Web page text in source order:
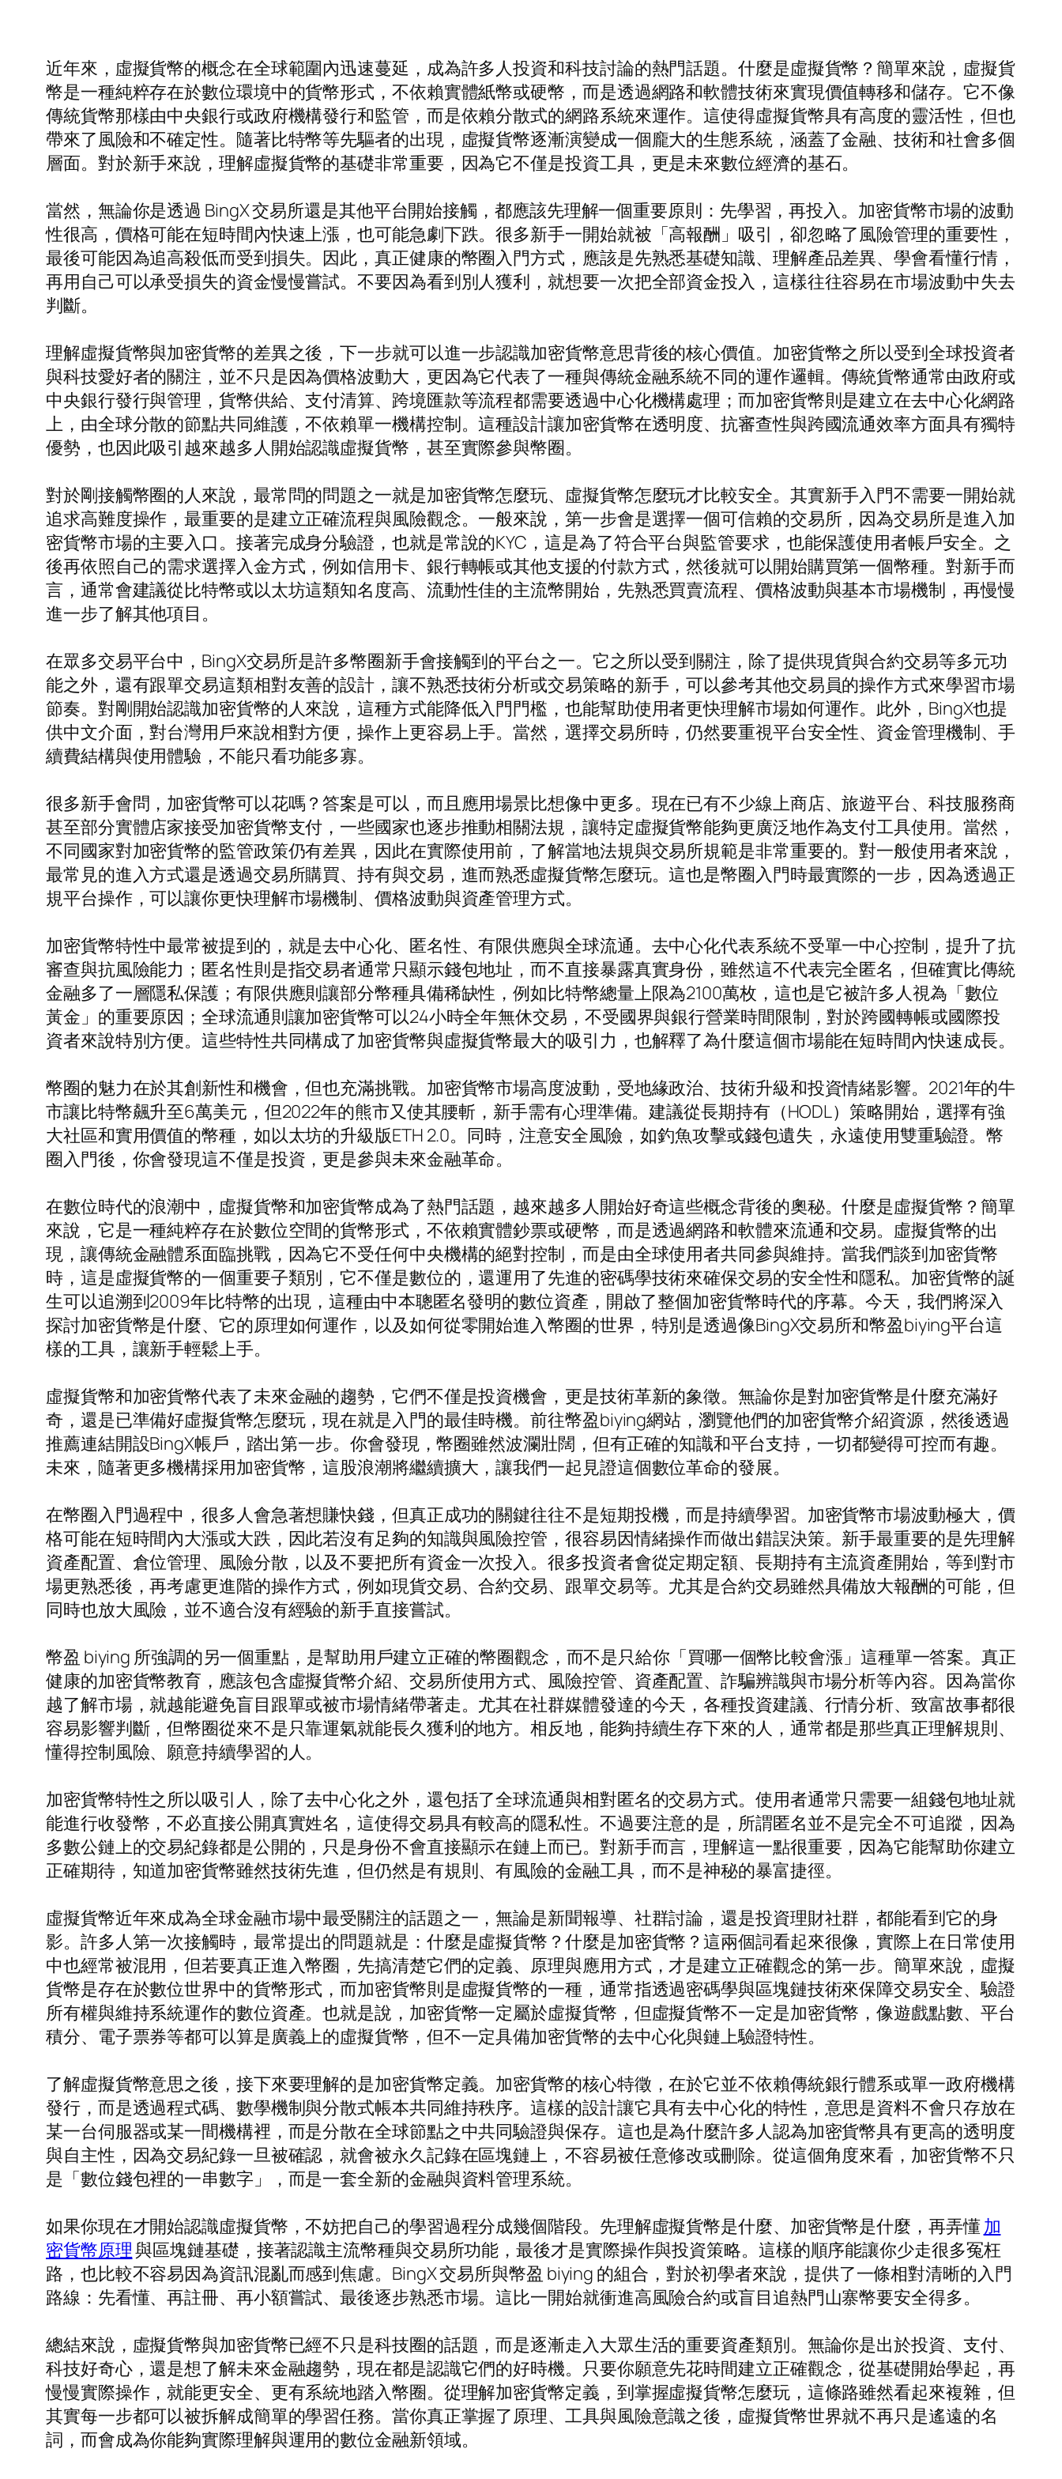
近年來，虛擬貨幣的概念在全球範圍內迅速蔓延，成為許多人投資和科技討論的熱門話題。什麼是虛擬貨幣？簡單來說，虛擬貨
幣是一種純粹存在於數位環境中的貨幣形式，不依賴實體紙幣或硬幣，而是透過網路和軟體技術來實現價值轉移和儲存。它不像
傳統貨幣那樣由中央銀行或政府機構發行和監管，而是依賴分散式的網路系統來運作。這使得虛擬貨幣具有高度的靈活性，但也
帶來了風險和不確定性。隨著比特幣等先驅者的出現，虛擬貨幣逐漸演變成一個龐大的生態系統，涵蓋了金融、技術和社會多個
層面。對於新手來說，理解虛擬貨幣的基礎非常重要，因為它不僅是投資工具，更是未來數位經濟的基石。
當然，無論你是透過 BingX 交易所還是其他平台開始接觸，都應該先理解一個重要原則：先學習，再投入。加密貨幣市場的波動
性很高，價格可能在短時間內快速上漲，也可能急劇下跌。很多新手一開始就被「高報酬」吸引，卻忽略了風險管理的重要性，
最後可能因為追高殺低而受到損失。因此，真正健康的幣圈入門方式，應該是先熟悉基礎知識、理解產品差異、學會看懂行情，
再用自己可以承受損失的資金慢慢嘗試。不要因為看到別人獲利，就想要一次把全部資金投入，這樣往往容易在市場波動中失去
判斷。
理解虛擬貨幣與加密貨幣的差異之後，下一步就可以進一步認識加密貨幣意思背後的核心價值。加密貨幣之所以受到全球投資者
與科技愛好者的關注，並不只是因為價格波動大，更因為它代表了一種與傳統金融系統不同的運作邏輯。傳統貨幣通常由政府或
中央銀行發行與管理，貨幣供給、支付清算、跨境匯款等流程都需要透過中心化機構處理；而加密貨幣則是建立在去中心化網路
上，由全球分散的節點共同維護，不依賴單一機構控制。這種設計讓加密貨幣在透明度、抗審查性與跨國流通效率方面具有獨特
優勢，也因此吸引越來越多人開始認識虛擬貨幣，甚至實際參與幣圈。
對於剛接觸幣圈的人來說，最常問的問題之一就是加密貨幣怎麼玩、虛擬貨幣怎麼玩才比較安全。其實新手入門不需要一開始就
追求高難度操作，最重要的是建立正確流程與風險觀念。一般來說，第一步會是選擇一個可信賴的交易所，因為交易所是進入加
密貨幣市場的主要入口。接著完成身分驗證，也就是常說的KYC，這是為了符合平台與監管要求，也能保護使用者帳戶安全。之
後再依照自己的需求選擇入金方式，例如信用卡、銀行轉帳或其他支援的付款方式，然後就可以開始購買第一個幣種。對新手而
言，通常會建議從比特幣或以太坊這類知名度高、流動性佳的主流幣開始，先熟悉買賣流程、價格波動與基本市場機制，再慢慢
進一步了解其他項目。
在眾多交易平台中，BingX交易所是許多幣圈新手會接觸到的平台之一。它之所以受到關注，除了提供現貨與合約交易等多元功
能之外，還有跟單交易這類相對友善的設計，讓不熟悉技術分析或交易策略的新手，可以參考其他交易員的操作方式來學習市場
節奏。對剛開始認識加密貨幣的人來說，這種方式能降低入門門檻，也能幫助使用者更快理解市場如何運作。此外，BingX也提
供中文介面，對台灣用戶來說相對方便，操作上更容易上手。當然，選擇交易所時，仍然要重視平台安全性、資金管理機制、手
續費結構與使用體驗，不能只看功能多寡。
很多新手會問，加密貨幣可以花嗎？答案是可以，而且應用場景比想像中更多。現在已有不少線上商店、旅遊平台、科技服務商
甚至部分實體店家接受加密貨幣支付，一些國家也逐步推動相關法規，讓特定虛擬貨幣能夠更廣泛地作為支付工具使用。當然，
不同國家對加密貨幣的監管政策仍有差異，因此在實際使用前，了解當地法規與交易所規範是非常重要的。對一般使用者來說，
最常見的進入方式還是透過交易所購買、持有與交易，進而熟悉虛擬貨幣怎麼玩。這也是幣圈入門時最實際的一步，因為透過正
規平台操作，可以讓你更快理解市場機制、價格波動與資產管理方式。
加密貨幣特性中最常被提到的，就是去中心化、匿名性、有限供應與全球流通。去中心化代表系統不受單一中心控制，提升了抗
審查與抗風險能力；匿名性則是指交易者通常只顯示錢包地址，而不直接暴露真實身份，雖然這不代表完全匿名，但確實比傳統
金融多了一層隱私保護；有限供應則讓部分幣種具備稀缺性，例如比特幣總量上限為2100萬枚，這也是它被許多人視為「數位
黃金」的重要原因；全球流通則讓加密貨幣可以24小時全年無休交易，不受國界與銀行營業時間限制，對於跨國轉帳或國際投
資者來說特別方便。這些特性共同構成了加密貨幣與虛擬貨幣最大的吸引力，也解釋了為什麼這個市場能在短時間內快速成長。
幣圈的魅力在於其創新性和機會，但也充滿挑戰。加密貨幣市場高度波動，受地緣政治、技術升級和投資情緒影響。2021年的牛
市讓比特幣飆升至6萬美元，但2022年的熊市又使其腰斬，新手需有心理準備。建議從長期持有（HODL）策略開始，選擇有強
大社區和實用價值的幣種，如以太坊的升級版ETH 2.0。同時，注意安全風險，如釣魚攻擊或錢包遺失，永遠使用雙重驗證。幣
圈入門後，你會發現這不僅是投資，更是參與未來金融革命。
在數位時代的浪潮中，虛擬貨幣和加密貨幣成為了熱門話題，越來越多人開始好奇這些概念背後的奧秘。什麼是虛擬貨幣？簡單
來說，它是一種純粹存在於數位空間的貨幣形式，不依賴實體鈔票或硬幣，而是透過網路和軟體來流通和交易。虛擬貨幣的出
現，讓傳統金融體系面臨挑戰，因為它不受任何中央機構的絕對控制，而是由全球使用者共同參與維持。當我們談到加密貨幣
時，這是虛擬貨幣的一個重要子類別，它不僅是數位的，還運用了先進的密碼學技術來確保交易的安全性和隱私。加密貨幣的誕
生可以追溯到2009年比特幣的出現，這種由中本聰匿名發明的數位資產，開啟了整個加密貨幣時代的序幕。今天，我們將深入
探討加密貨幣是什麼、它的原理如何運作，以及如何從零開始進入幣圈的世界，特別是透過像BingX交易所和幣盈biying平台這
樣的工具，讓新手輕鬆上手。
虛擬貨幣和加密貨幣代表了未來金融的趨勢，它們不僅是投資機會，更是技術革新的象徵。無論你是對加密貨幣是什麼充滿好
奇，還是已準備好虛擬貨幣怎麼玩，現在就是入門的最佳時機。前往幣盈biying網站，瀏覽他們的加密貨幣介紹資源，然後透過
推薦連結開設BingX帳戶，踏出第一步。你會發現，幣圈雖然波瀾壯闊，但有正確的知識和平台支持，一切都變得可控而有趣。
未來，隨著更多機構採用加密貨幣，這股浪潮將繼續擴大，讓我們一起見證這個數位革命的發展。
在幣圈入門過程中，很多人會急著想賺快錢，但真正成功的關鍵往往不是短期投機，而是持續學習。加密貨幣市場波動極大，價
格可能在短時間內大漲或大跌，因此若沒有足夠的知識與風險控管，很容易因情緒操作而做出錯誤決策。新手最重要的是先理解
資產配置、倉位管理、風險分散，以及不要把所有資金一次投入。很多投資者會從定期定額、長期持有主流資產開始，等到對市
場更熟悉後，再考慮更進階的操作方式，例如現貨交易、合約交易、跟單交易等。尤其是合約交易雖然具備放大報酬的可能，但
同時也放大風險，並不適合沒有經驗的新手直接嘗試。
幣盈 biying 所強調的另一個重點，是幫助用戶建立正確的幣圈觀念，而不是只給你「買哪一個幣比較會漲」這種單一答案。真正
健康的加密貨幣教育，應該包含虛擬貨幣介紹、交易所使用方式、風險控管、資產配置、詐騙辨識與市場分析等內容。因為當你
越了解市場，就越能避免盲目跟單或被市場情緒帶著走。尤其在社群媒體發達的今天，各種投資建議、行情分析、致富故事都很
容易影響判斷，但幣圈從來不是只靠運氣就能長久獲利的地方。相反地，能夠持續生存下來的人，通常都是那些真正理解規則、
懂得控制風險、願意持續學習的人。
加密貨幣特性之所以吸引人，除了去中心化之外，還包括了全球流通與相對匿名的交易方式。使用者通常只需要一組錢包地址就
能進行收發幣，不必直接公開真實姓名，這使得交易具有較高的隱私性。不過要注意的是，所謂匿名並不是完全不可追蹤，因為
多數公鏈上的交易紀錄都是公開的，只是身份不會直接顯示在鏈上而已。對新手而言，理解這一點很重要，因為它能幫助你建立
正確期待，知道加密貨幣雖然技術先進，但仍然是有規則、有風險的金融工具，而不是神秘的暴富捷徑。
虛擬貨幣近年來成為全球金融市場中最受關注的話題之一，無論是新聞報導、社群討論，還是投資理財社群，都能看到它的身
影。許多人第一次接觸時，最常提出的問題就是：什麼是虛擬貨幣？什麼是加密貨幣？這兩個詞看起來很像，實際上在日常使用
中也經常被混用，但若要真正進入幣圈，先搞清楚它們的定義、原理與應用方式，才是建立正確觀念的第一步。簡單來說，虛擬
貨幣是存在於數位世界中的貨幣形式，而加密貨幣則是虛擬貨幣的一種，通常指透過密碼學與區塊鏈技術來保障交易安全、驗證
所有權與維持系統運作的數位資產。也就是說，加密貨幣一定屬於虛擬貨幣，但虛擬貨幣不一定是加密貨幣，像遊戲點數、平台
積分、電子票券等都可以算是廣義上的虛擬貨幣，但不一定具備加密貨幣的去中心化與鏈上驗證特性。
了解虛擬貨幣意思之後，接下來要理解的是加密貨幣定義。加密貨幣的核心特徵，在於它並不依賴傳統銀行體系或單一政府機構
發行，而是透過程式碼、數學機制與分散式帳本共同維持秩序。這樣的設計讓它具有去中心化的特性，意思是資料不會只存放在
某一台伺服器或某一間機構裡，而是分散在全球節點之中共同驗證與保存。這也是為什麼許多人認為加密貨幣具有更高的透明度
與自主性，因為交易紀錄一旦被確認，就會被永久記錄在區塊鏈上，不容易被任意修改或刪除。從這個角度來看，加密貨幣不只
是「數位錢包裡的一串數字」，而是一套全新的金融與資料管理系統。
如果你現在才開始認識虛擬貨幣，不妨把自己的學習過程分成幾個階段。先理解虛擬貨幣是什麼、加密貨幣是什麼，再弄懂加
密貨幣原理與區塊鏈基礎，接著認識主流幣種與交易所功能，最後才是實際操作與投資策略。這樣的順序能讓你少走很多冤枉
路，也比較不容易因為資訊混亂而感到焦慮。BingX 交易所與幣盈 biying 的組合，對於初學者來說，提供了一條相對清晰的入門
路線：先看懂、再註冊、再小額嘗試、最後逐步熟悉市場。這比一開始就衝進高風險合約或盲目追熱門山寨幣要安全得多。
總結來說，虛擬貨幣與加密貨幣已經不只是科技圈的話題，而是逐漸走入大眾生活的重要資產類別。無論你是出於投資、支付、
科技好奇心，還是想了解未來金融趨勢，現在都是認識它們的好時機。只要你願意先花時間建立正確觀念，從基礎開始學起，再
慢慢實際操作，就能更安全、更有系統地踏入幣圈。從理解加密貨幣定義，到掌握虛擬貨幣怎麼玩，這條路雖然看起來複雜，但
其實每一步都可以被拆解成簡單的學習任務。當你真正掌握了原理、工具與風險意識之後，虛擬貨幣世界就不再只是遙遠的名
詞，而會成為你能夠實際理解與運用的數位金融新領域。